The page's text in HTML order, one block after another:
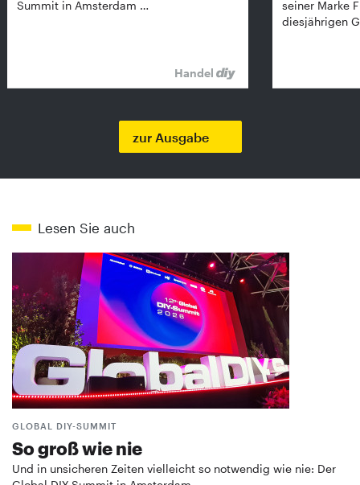
Summit in Amsterdam …
Handel
seiner Marke
diesjährigen
zur Ausgabe
Lesen Sie auch
GLOBAL DIY-SUMMIT
So groß wie nie
Und in unsicheren Zeiten vielleicht so notwendig wie nie: Der